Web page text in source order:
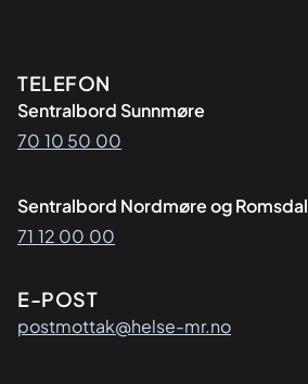
Kontaktinformasjon
TELEFON
Sentralbord Sunnmøre
70 10 50 00
Sentralbord Nordmøre og Romsdal
71 12 00 00
E-POST
postmottak@helse-mr.no